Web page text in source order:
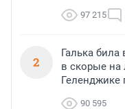
97 215
2
Галька
в скорые на
Геленджике
90 595